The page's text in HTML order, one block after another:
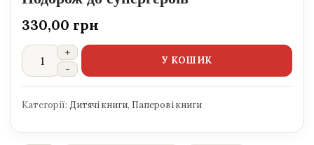
330,00 грн
У КОШИК
Категорії: Дитячі книги, Паперові книги